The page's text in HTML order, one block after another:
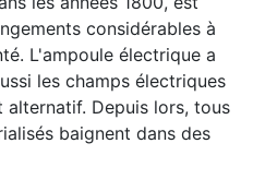
considérables à
L'ampoule électrique a
les champs électriques
Depuis lors, tous
baignent dans des